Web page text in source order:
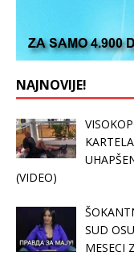
NAJNOVIJE!
(VIDEO)
SUD
MESECI